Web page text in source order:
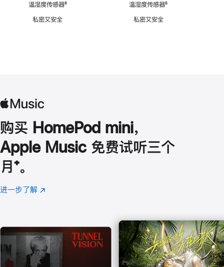
温湿度传感器脚
⁶
私密又安全
温湿度传感器脚
⁶
私密又安全
购买 HomePod mini，
Apple Music 免费试听三个
月 脚
注
⁺。
进一步了解 Apple
(在
口
中
打
开)